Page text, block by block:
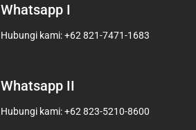
Whatsapp I
Hubungi kami: +62 821-7471-1683
Whatsapp II
Hubungi kami: +62 823-5210-8600